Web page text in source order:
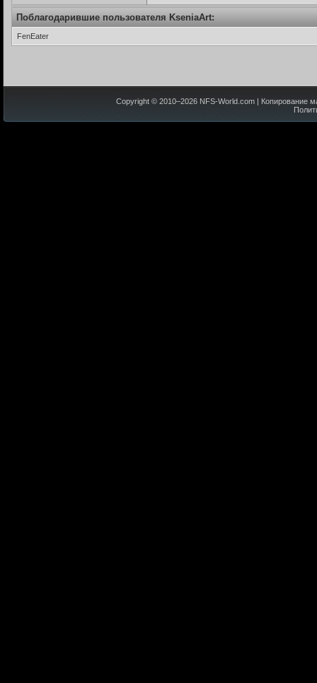
Поблагодарившие пользователя KseniaArt:
FenEater
Copyright © 2010–2026 NFS-World.com | Копирование